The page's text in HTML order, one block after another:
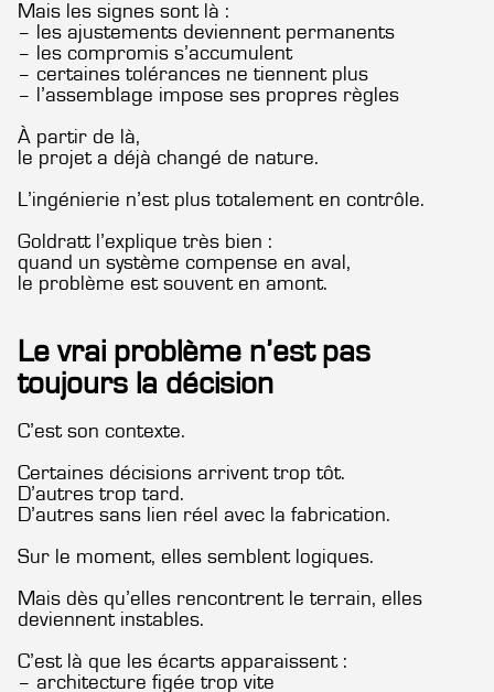
Mais les signes sont là :
– les ajustements deviennent permanents
– les compromis s’accumulent
– certaines tolérances ne tiennent plus
– l’assemblage impose ses propres règles
À partir de là,
le projet a déjà changé de nature.
L’ingénierie n’est plus totalement en contrôle.
Goldratt l’explique très bien :
quand un système compense en aval,
le problème est souvent en amont.
Le vrai problème n’est pas
toujours la décision
C’est son contexte.
Certaines décisions arrivent trop tôt.
D’autres trop tard.
D’autres sans lien réel avec la fabrication.
Sur le moment, elles semblent logiques.
Mais dès qu’elles rencontrent le terrain, elles
deviennent instables.
C’est là que les écarts apparaissent :
– architecture figée trop vite